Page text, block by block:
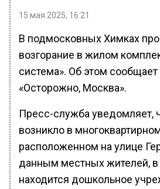
15 мая 2025, 16:21
В подмосковных Химках
возгорание в жилом
система». Об этом
«Осторожно, Москва».
Пресс-служба уведомляет,
возникло в
расположенном на улице
данным местных жителей,
находится дошкольное